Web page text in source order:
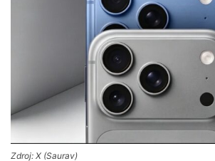
Zdroj: X (Saurav)